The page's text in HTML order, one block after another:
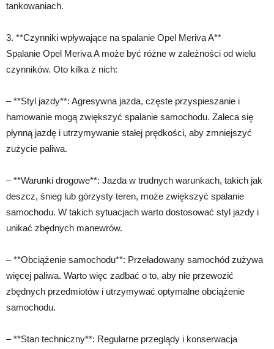
tankowaniach.
3. **Czynniki wpływające na spalanie Opel Meriva A**
Spalanie Opel Meriva A może być różne w zależności od wielu
czynników. Oto kilka z nich:
– **Styl jazdy**: Agresywna jazda, częste przyspieszanie i
hamowanie mogą zwiększyć spalanie samochodu. Zaleca się
płynną jazdę i utrzymywanie stałej prędkości, aby zmniejszyć
zużycie paliwa.
– **Warunki drogowe**: Jazda w trudnych warunkach, takich jak
deszcz, śnieg lub górzysty teren, może zwiększyć spalanie
samochodu. W takich sytuacjach warto dostosować styl jazdy i
unikać zbędnych manewrów.
– **Obciążenie samochodu**: Przeładowany samochód zużywa
więcej paliwa. Warto więc zadbać o to, aby nie przewozić
zbędnych przedmiotów i utrzymywać optymalne obciążenie
samochodu.
– **Stan techniczny**: Regularne przeglądy i konserwacja